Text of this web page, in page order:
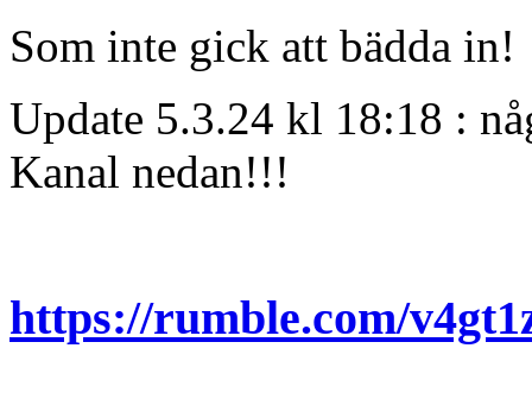
Som inte gick att bädda in!
Update 5.3.24 kl 18:18 :
Kanal nedan!!!
https://rumble.com/